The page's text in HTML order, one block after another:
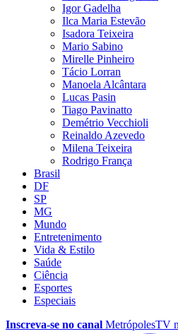
Igor Gadelha
Ilca Maria Estevão
Isadora Teixeira
Mario Sabino
Mirelle Pinheiro
Tácio Lorran
Manoela Alcântara
Lucas Pasin
Tiago Pavinatto
Demétrio Vecchioli
Reinaldo Azevedo
Milena Teixeira
Rodrigo França
Brasil
DF
SP
MG
Mundo
Entretenimento
Vida & Estilo
Saúde
Ciência
Esportes
Especiais
Inscreva-se no canal MetrópolesTV